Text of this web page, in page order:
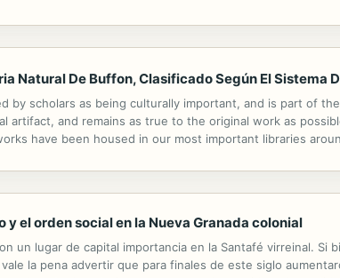
Natural De Buffon, Clasificado Según El Sistema
by scholars as being culturally important, and is part of
artifact, and remains as true to the original work as
have been housed in our most important libraries
y el orden social en la Nueva Granada colonial
un lugar de capital importancia en la Santafé virreinal.
la pena advertir que para finales de este siglo